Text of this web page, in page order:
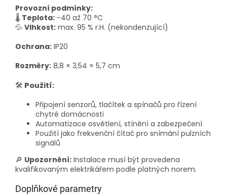
Provozní podmínky:
🌡 Teplota: -40 až 70 °C
💦 Vlhkost: max. 95 % r.H. (nekondenzující)
Ochrana: IP20
Rozměry: 8,8 × 3,54 × 5,7 cm
🛠 Použití:
Připojení senzorů, tlačítek a spínačů pro řízení
chytré domácnosti
Automatizace osvětlení, stínění a zabezpečení
Použití jako frekvenční čítač pro snímání pulzních
signálů
🔎 Upozornění: Instalace musí být provedena
kvalifikovaným elektrikářem podle platných norem.
Doplňkové parametry